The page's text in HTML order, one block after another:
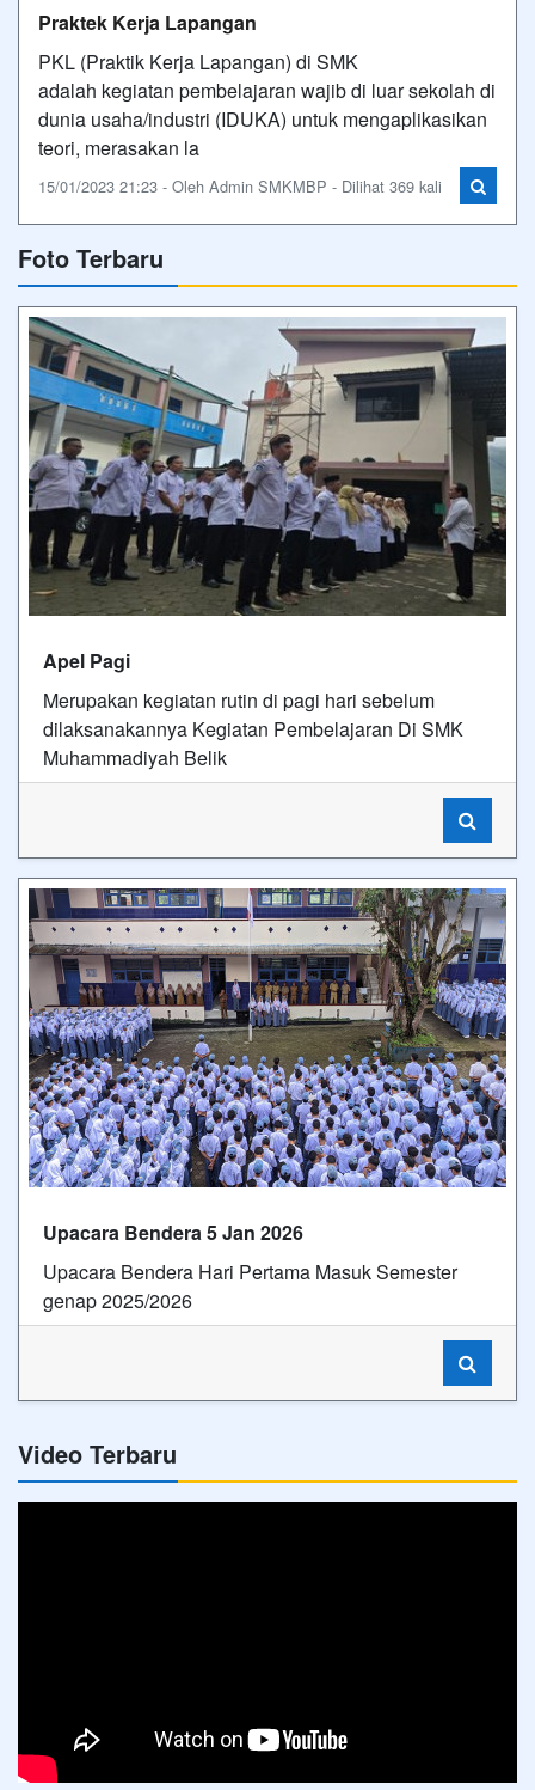
Praktek Kerja Lapangan
PKL (Praktik Kerja Lapangan) di SMK
adalah kegiatan pembelajaran wajib di luar sekolah di
dunia usaha/industri (IDUKA) untuk mengaplikasikan
teori, merasakan la
15/01/2023 21:23 - Oleh Admin SMKMBP - Dilihat 369 kali
Foto Terbaru
Apel Pagi
Merupakan kegiatan rutin di pagi hari sebelum
dilaksanakannya Kegiatan Pembelajaran Di SMK
Muhammadiyah Belik
Upacara Bendera 5 Jan 2026
Upacara Bendera Hari Pertama Masuk Semester
genap 2025/2026
Video Terbaru